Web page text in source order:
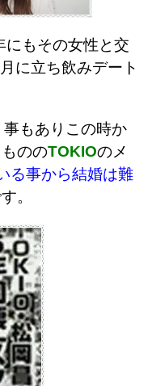
にもその女性と交
に立ち飲みデート
もありこの時か
ののTOKIOのメ
る事から結婚は難
。